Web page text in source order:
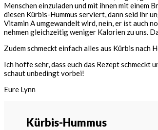
Menschen einzuladen und mit ihnen mit einem
diesen Kürbis-Hummus serviert, dann seid ihr
Vitamin A umgewandelt wird, nein, er ist auch
nehmen gleichzeitig weniger Kalorien zu uns.
Zudem schmeckt einfach alles aus Kürbis nach
Ich hoffe sehr, dass euch das Rezept schmeckt
schaut unbedingt vorbei!
Eure Lynn
Kürbis-Hummus